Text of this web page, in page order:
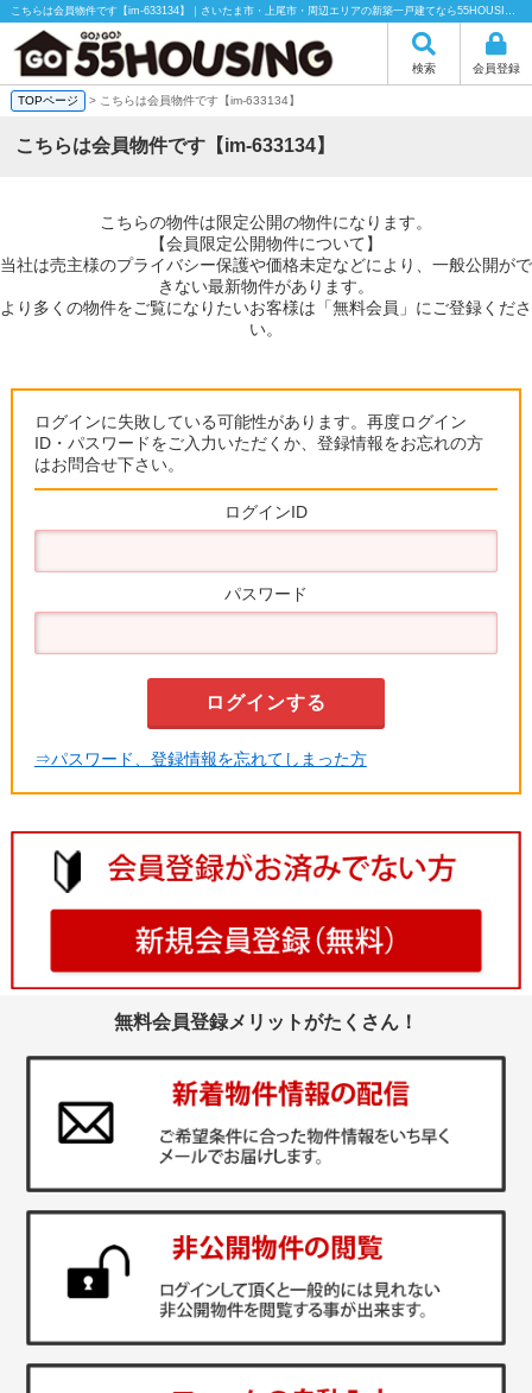
こちらは会員物件です【im-633134】｜さいたま市・上尾市・周辺エリアの新築一戸建てなら55HOUSING（55ハウジング）にお任せください！
検索 会員登録
TOPページ > こちらは会員物件です【im-633134】
こちらは会員物件です【im-633134】
こちらの物件は限定公開の物件になります。
【会員限定公開物件について】
当社は売主様のプライバシー保護や価格未定などにより、一般公開がで
きない最新物件があります。
より多くの物件をご覧になりたいお客様は「無料会員」にご登録くださ
い。
ログインに失敗している可能性があります。再度ログイン
ID・パスワードをご入力いただくか、登録情報をお忘れの方
はお問合せ下さい。
ログインID
パスワード
⇒パスワード、登録情報を忘れてしまった方
無料会員登録メリットがたくさん！